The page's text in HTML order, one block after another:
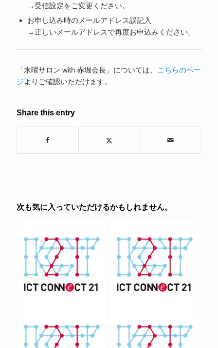
→受信設定をご変更ください。
お申し込み時のメールアドレス誤記入
→正しいメールアドレスで再度お申込みください。
「水曜サロン with 赤堀会長」については、
こちらのペー
ジよりご確認いただけます。
Share this entry
次も気に入っていただけるかもしれません。